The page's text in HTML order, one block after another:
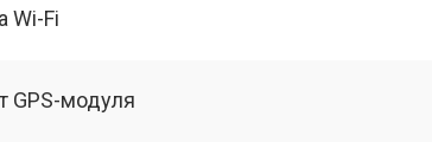
Wi-Fi
GPS-модуля